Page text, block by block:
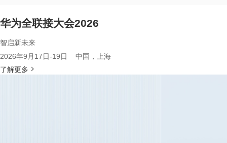
华为全联接大会2026
智启新未来
2026年9月17日-19日 中国，上海
了解更多